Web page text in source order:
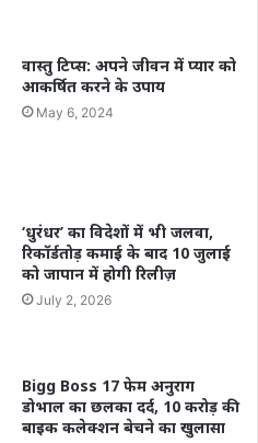
वास्तु टिप्स: अपने जीवन में प्यार को
आकर्षित करने के उपाय
May 6, 2024
‘धुरंधर’ का विदेशों में भी जलवा,
रिकॉर्डतोड़ कमाई के बाद 10 जुलाई
को जापान में होगी रिलीज़
July 2, 2026
Bigg Boss 17 फेम अनुराग
डोभाल का छलका दर्द, 10 करोड़ की
बाइक कलेक्शन बेचने का खुलासा